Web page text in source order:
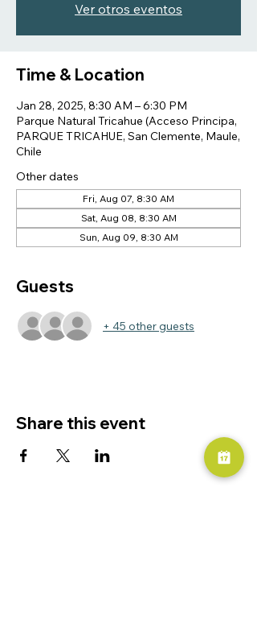
Ver otros eventos
Time & Location
Jan 28, 2025, 8:30 AM – 6:30 PM
Parque Natural Tricahue (Acceso Principa,
PARQUE TRICAHUE, San Clemente, Maule,
Chile
Other dates
Fri, Aug 07, 8:30 AM
Sat, Aug 08, 8:30 AM
Sun, Aug 09, 8:30 AM
Guests
+ 45 other guests
Share this event